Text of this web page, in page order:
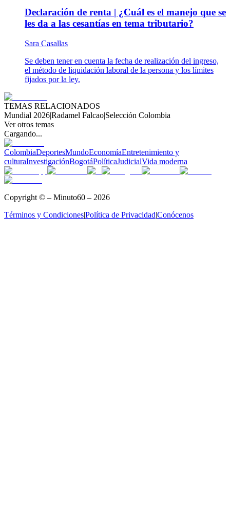
Declaración de renta | ¿Cuál es el manejo que se
les da a las cesantías en tema tributario?
Sara Casallas
Se deben tener en cuenta la fecha de realización del ingreso,
el método de liquidación laboral de la persona y los límites
fijados por la ley.
TEMAS RELACIONADOS
Mundial 2026|Radamel Falcao|Selección Colombia
Ver otros temas
Cargando...
ColombiaDeportesMundoEconomíaEntretenimiento y
culturaInvestigaciónBogotáPolíticaJudicialVida moderna
Copyright © – Minuto60 – 2026
Términos y Condiciones|Política de Privacidad|Conócenos